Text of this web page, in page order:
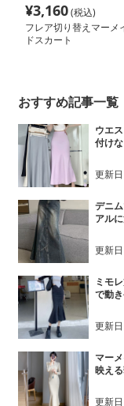
¥3,160(税込)
フレア切り替えマーメ
ドスカート
おすすめ記事一覧
ウエ
付け
更新日
デニ
アル
更新日
ミモ
で動
更新日
マー
映え
更新日